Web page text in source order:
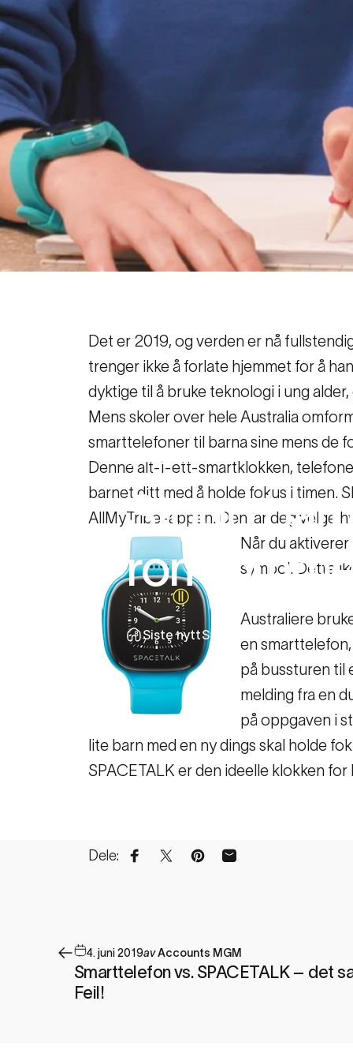
14. juni 2019
Stopp
Siste nyttStopp barnet ditt fra å
Det er 2019, og verden er nå
trenger ikke å forlate hjemmet for å
dyktige til å bruke teknologi i ung
Mens skoler over hele Australia
smarttelefoner til barna sine mens de
Denne alt-i-ett-smartklokken,
barnet ditt med å holde fokus i timen.
AllMyTribe-appen. Den lar deg velge
Når du
symbol. Dette
Australiere
en
på bussturen til
melding fra en
på oppgaven i
lite barn med en ny dings skal holde
SPACETALK er den ideelle klokken
Dele: Del på Facebook
Del på XPin på Pinterest
Del via e-post
4. juni 2019avAccounts MGM
Smarttelefon vs. SPACETALK – det
Feil!